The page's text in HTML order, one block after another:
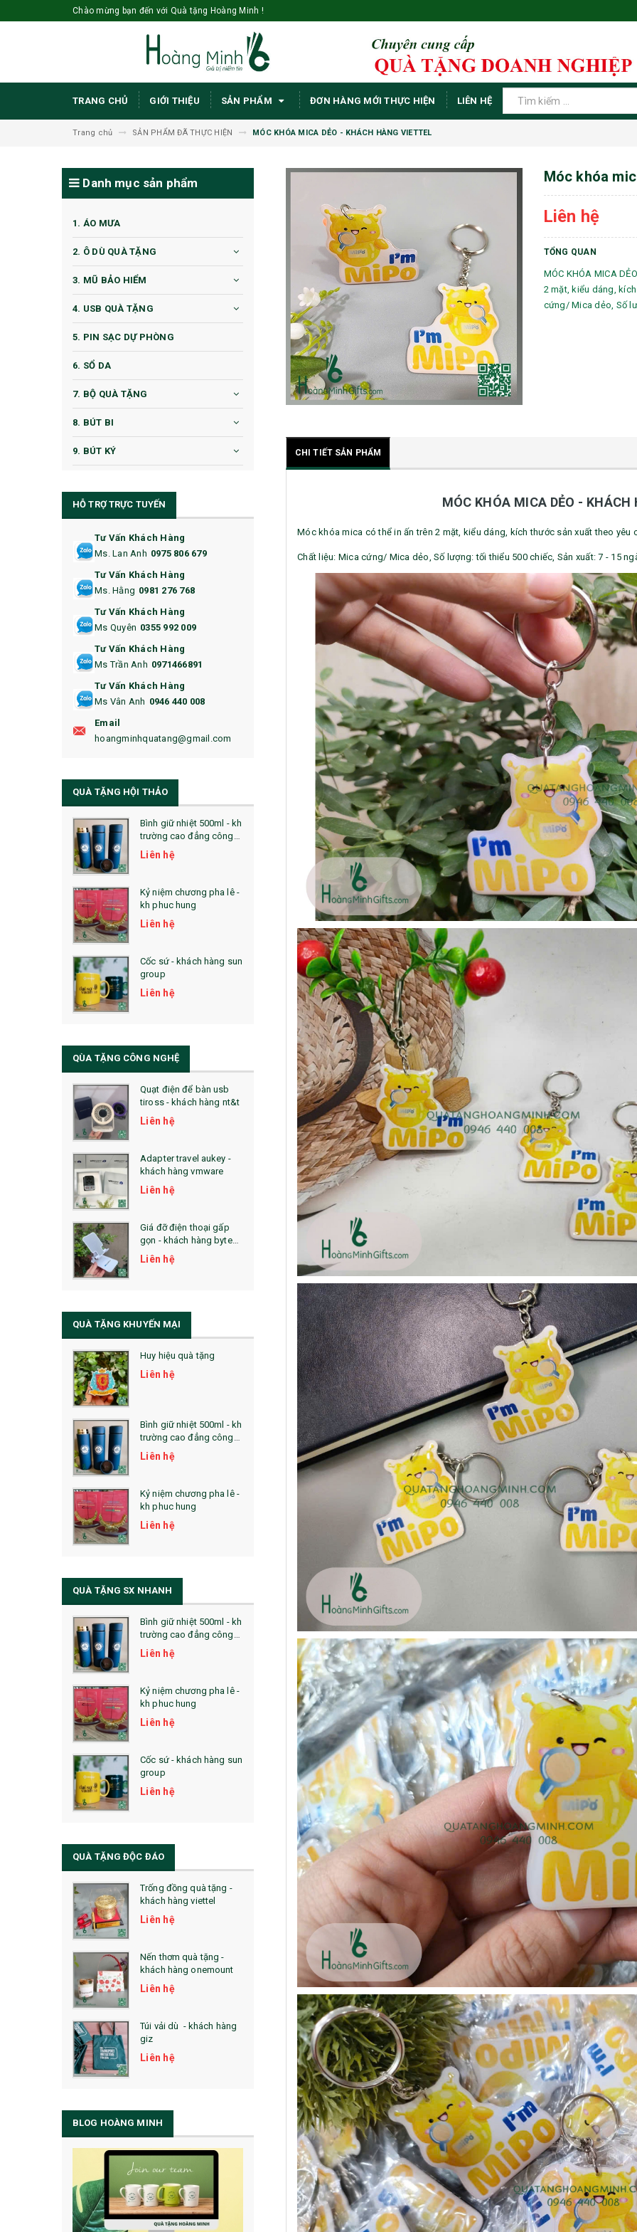
Chào mừng bạn đến với Quà tặng Hoàng Minh !
TRANG CHỦ GIỚI THIỆU SẢN PHẨM ĐƠN HÀNG MỚI THỰC HIỆN LIÊN HỆ
Trang chủ SẢN PHẨM ĐÃ THỰC HIỆN MÓC KHÓA MICA DẺO - KHÁCH HÀNG VIETTEL
Móc khóa
Liên hệ
TỔNG QUAN
MÓC KHÓA MICA
2 mặt, kiểu dáng,
cứng/ Mica dẻo, Số
CHI TIẾT SẢN PHẨM
MÓC KHÓA MICA DẺO -
Móc khóa mica có thể in ấn trên 2 mặt, kiểu dáng, kích thước sản xuất theo yêu
Chất liệu: Mica cứng/ Mica dẻo, Số lượng: tối thiểu 500 chiếc, Sản xuất: 7 - 15
Danh mục sản phẩm
1. ÁO MƯA
2. Ô DÙ QUÀ TẶNG
3. MŨ BẢO HIỂM
4. USB QUÀ TẶNG
5. PIN SẠC DỰ PHÒNG
6. SỔ DA
7. BỘ QUÀ TẶNG
8. BÚT BI
9. BÚT KÝ
11. CỐC/BÌNH GIỮ NHIỆT
12. BÌNH NƯỚC
14. HỘP/VÍ ĐỰNG NAMECARD
15. BỘ BẤM MÓNG
16. BAO HỘ CHIẾU
18. ẤM CHÉN QUÀ TẶNG
19. ĐỒNG HỒ TREO TƯỜNG
22. ĐỒNG HỒ ĐỂ BÀN
23. QÙA TẶNG ĐỘC ĐÁO
24. QÙA TẶNG PHA LÊ
25. QUÀ TẶNG GLASSLOCK
26. QUÀ TẶNG LUMINARC
28. BỘ ĐỒ ĂN CAO CẤP
29. MÓC KHOÁ
31. TÚI VẢI KHÔNG DỆT
33. MŨ LƯỠI TRAI
36. QUẠT NHỰA QUẢNG CÁO
QUÀ TẶNG KHUYẾN MẠI
QUÀ TẶNG SX NHANH
QUÀ TẶNG HỘI THẢO
QUÀ TẶNG CÔNG NGHỆ
SẢN PHẨM ĐÃ THỰC HIỆN
QUÀ TẶNG SỨC KHỎE
La Fonte
Sổ Sạc Đa Năng
Sổ Lò Xo
HỖ TRỢ TRỰC TUYẾN
Tư Vấn Khách Hàng
Ms. Lan Anh 0975 806 679
Tư Vấn Khách Hàng
Ms. Hằng 0981 276 768
Tư Vấn Khách Hàng
Ms Quyên 0355 992 009
Tư Vấn Khách Hàng
Ms Trần Anh 0971466891
Tư Vấn Khách Hàng
Ms Vân Anh 0946 440 008
Email
hoangminhquatang@gmail.com
QUÀ TẶNG HỘI THẢO
Bình giữ nhiệt 500ml - kh
trường cao đẳng công
nghệ bách khoa hà nội
Liên hệ
Kỷ niệm chương pha lê -
kh phuc hung
Liên hệ
Cốc sứ - khách hàng sun
group
Liên hệ
Bộ sổ bút cao cấp -
khách hàng evs
Liên hệ
Pin sạc dự phòng hoco
j82 10.000mah - khách
hàng nam thắng
Liên hệ
Ô gấp 3 bán tự động -
kh viags
Liên hệ
Bình thủy tinh lọc trà -
khách hàng div
Liên hệ
Bình nước thủy tinh có
dây xách
Liên hệ
QÙA TẶNG CÔNG NGHỆ
Quạt điện để bàn usb
tiross - khách hàng nt&t
Liên hệ
Adapter travel aukey -
khách hàng vmware
Liên hệ
Giá đỡ điện thoại gấp
gọn - khách hàng byte
plus
Liên hệ
Đế để ipad remax rm
600 in logo theo yêu cầu
Liên hệ
Bộ quà tặng công nghệ
baseus - khách hàng
alphare
Liên hệ
Lót chuột in logo -
khách hàng vtc online
Liên hệ
Chuột không dây 2.4g
hoco gm14 - cscv2025
Liên hệ
Pin sạc hoco j108 -
khách hàng nt&t
Lót chuột in logo -
khách hàng commvault
QUÀ TẶNG KHUYẾN MẠI
Huy hiệu quà tặng
Liên hệ
Bình giữ nhiệt 500ml - kh
trường cao đẳng công
nghệ bách khoa hà nội
Liên hệ
Kỷ niệm chương pha lê -
kh phuc hung
Liên hệ
Cốc sứ - khách hàng sun
group
Liên hệ
Pin sạc dự phòng hoco
j82 10.000mah - khách
hàng nam thắng
Liên hệ
Ô gấp 3 bán tự động -
Bình thủy tinh lọc trà -
khách hàng div
Liên hệ
Bình nước thủy tinh có
dây xách
Cốc giữ nhiệt 500ml
Liên hệ
QUÀ TẶNG SX NHANH
Bình giữ nhiệt 500ml - kh
trường cao đẳng công
nghệ bách khoa hà nội
Liên hệ
Kỷ niệm chương pha lê -
kh phuc hung
Liên hệ
Cốc sứ - khách hàng sun
group
Liên hệ
Bộ sổ bút cao cấp -
khách hàng evs
Liên hệ
Pin sạc dự phòng hoco
j82 10.000mah - khách
hàng nam thắng
Liên hệ
Bình nước thủy tinh có
dây xách
Liên hệ
Liên hệ
Pin sạc dự phòng hoco
j82 10.000mah - khách
hàng synnex fpt
Liên hệ
Hộp namecard kim loại
khắc logo
Liên hệ
QUÀ TẶNG ĐỘC ĐÁO
Trống đồng quà tặng -
khách hàng viettel
Liên hệ
Nến thơm quà tặng -
khách hàng onemount
Liên hệ
Túi vải dù - khách hàng
giz
Liên hệ
Hộp da cao cấp đựng
rượu
Mũ bảo hộ hàn quốc
sseda - onehousing
Liên hệ
Vòng đeo tay cao su in
logo - khách hàng sun
Liên hệ
Loa bluetooth
soundcore ace a1 a3151
- kh cmc corporation
Liên hệ
Loa bluetooth kimiso
bs02 - kh vicem
Liên hệ
Móc khóa mica dẻo -
khách hàng viện quản trị
kinh doanh
Liên hệ
BLOG HOÀNG MINH